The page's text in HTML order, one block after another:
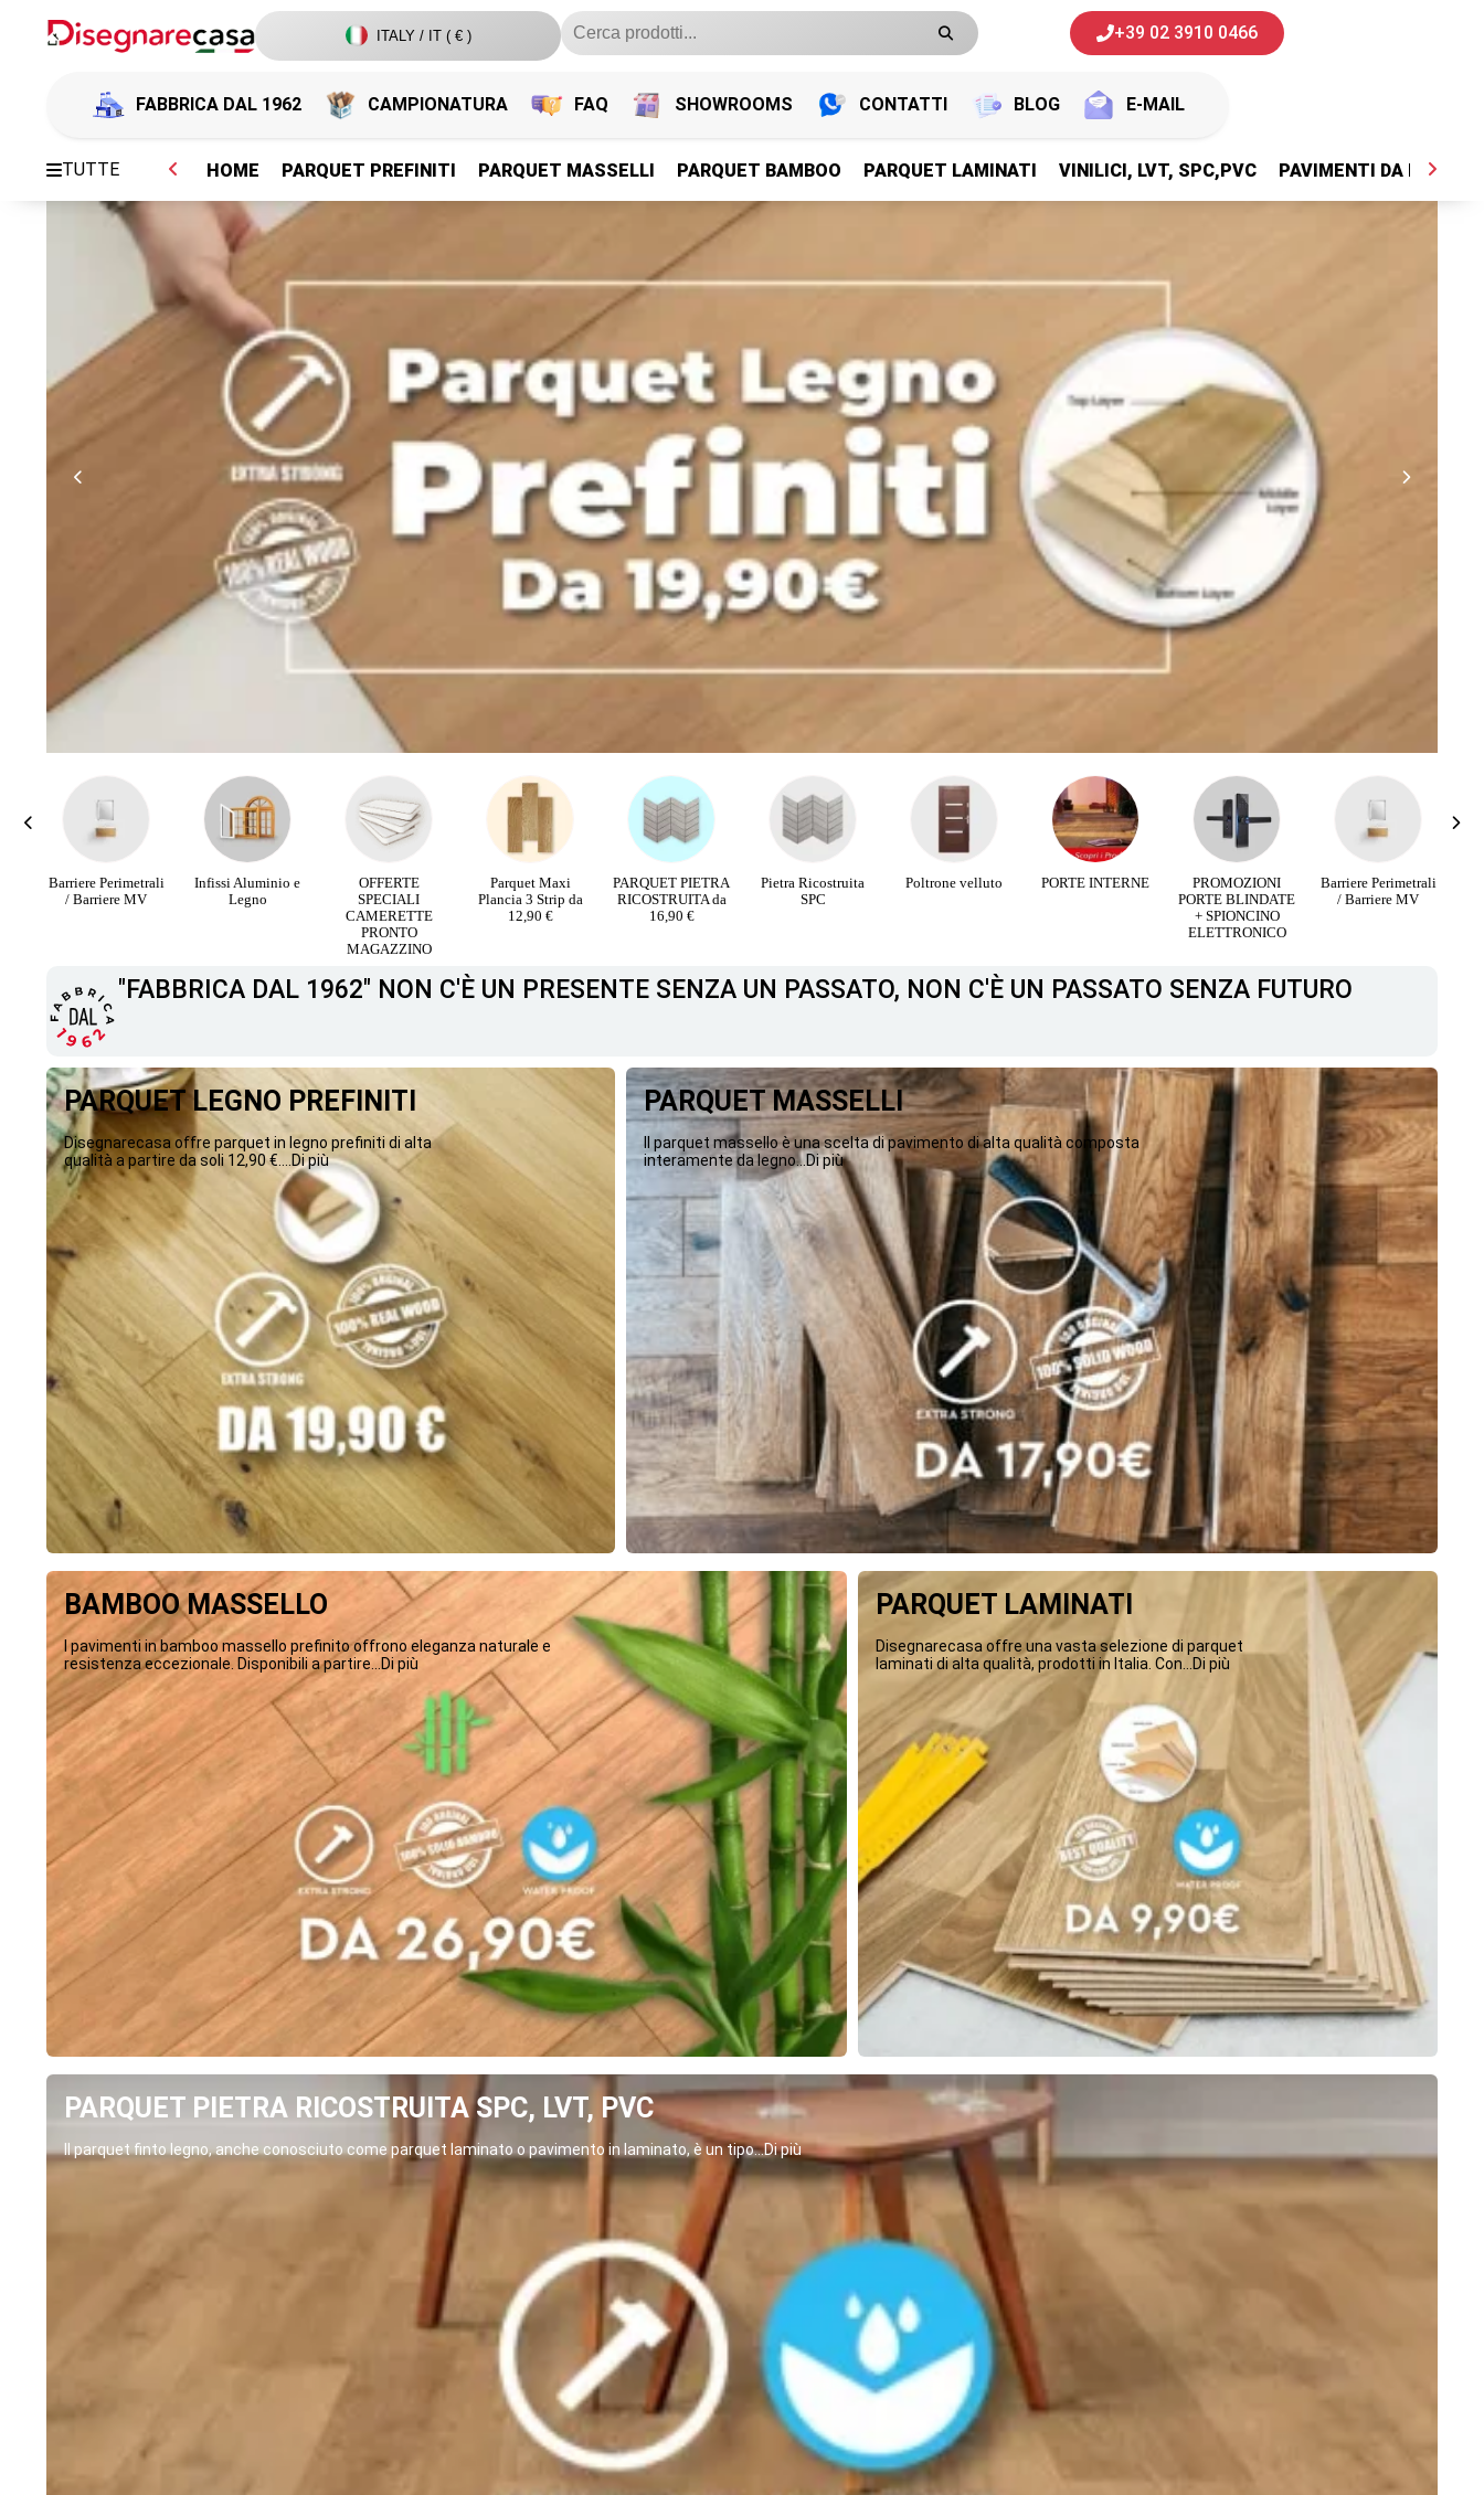
ITALY / IT ( € ) +39 02 3910 0466
FABBRICA DAL 1962 CAMPIONATURA FAQ SHOWROOMS CONTATTI BLOG E-MAIL
TUTTE
PARQUET PREFINITI
Parquet Legno Prefiniti
HOME PARQUET PREFINITI PARQUET MASSELLI PARQUET BAMBOO PARQUET LAMINATI VINILICI, LVT, SPC,PVC PAVIMENTI DA ESTERNI
PARQUET PREFINITI
Parquet Legno Prefiniti
Infissi Aluminio e
Legno
OFFERTE
SPECIALI
Parquet Maxi
Plancia 3 Strip da
12,90 €
PARQUET PIETRA
RICOSTRUITA da
16,90 €
Pietra Ricostruita
SPC
Poltrone velluto PORTE INTERNE
PROMOZIONI
Barriere Perimetrali
/ Barriere MV
Infissi Aluminio e
Legno
"FABBRICA DAL 1962" NON C'È UN PRESENTE SENZA UN PASSATO, NON C'È UN PASSATO SENZA FUTURO
PARQUET LEGNO PREFINITI
Disegnarecasa offre parquet in legno prefiniti di alta
qualità a partire da soli 12,90 €....Di più
PARQUET MASSELLI
Il parquet massello è una scelta di pavimento di alta qualità composta
interamente da legno...Di più
BAMBOO MASSELLO
I pavimenti in bamboo massello prefinito offrono eleganza naturale e
resistenza eccezionale. Disponibili a partire...Di più
PARQUET LAMINATI
Disegnarecasa offre una vasta selezione di parquet
laminati di alta qualità, prodotti in Italia. Con...Di più
PARQUET PIETRA RICOSTRUITA SPC, LVT, PVC
Il parquet finto legno, anche conosciuto come parquet laminato o pavimento in laminato, è un tipo...Di più